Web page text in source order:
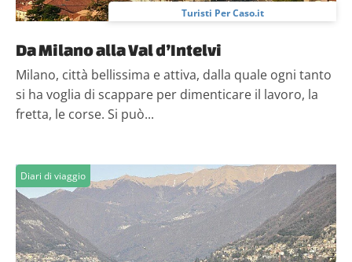
Turisti Per Caso.it
Da Milano alla Val d’Intelvi
Milano, città bellissima e attiva, dalla quale ogni tanto
si ha voglia di scappare per dimenticare il lavoro, la
fretta, le corse. Si può...
Diari di viaggio